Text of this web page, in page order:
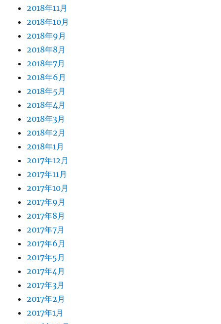
2018年11月
2018年10月
2018年9月
2018年8月
2018年7月
2018年6月
2018年5月
2018年4月
2018年3月
2018年2月
2018年1月
2017年12月
2017年11月
2017年10月
2017年9月
2017年8月
2017年7月
2017年6月
2017年5月
2017年4月
2017年3月
2017年2月
2017年1月